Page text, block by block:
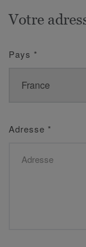
Votre
Pays *
Adresse *